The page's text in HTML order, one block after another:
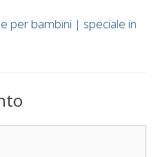
per bambini | speciale in